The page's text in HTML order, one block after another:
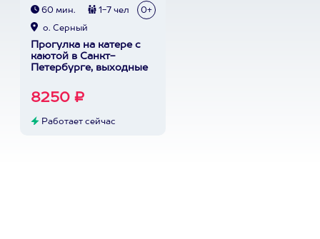
60 мин. 1-7 чел 0+
о. Серный
Прогулка на катере с
каютой в Санкт-
Петербурге, выходные
8250 ₽
Работает сейчас